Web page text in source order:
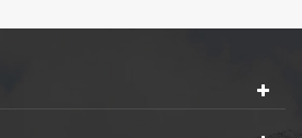
(seperti sebagai jagung).